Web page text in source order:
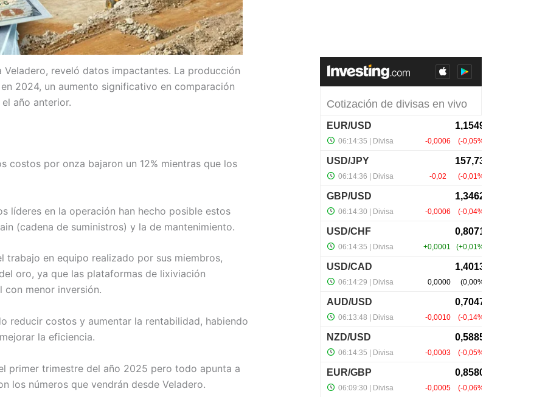
reveló datos impactantes. La producción
2024, un aumento significativo en comparación
año anterior.
costos por onza bajaron un 12% mientras que los
líderes en la operación han hecho posible estos
(cadena de suministros) y la de mantenimiento.
trabajo en equipo realizado por sus miembros,
oro, ya que las plataformas de lixiviación
con menor inversión.
reducir costos y aumentar la rentabilidad, habiendo
la eficiencia.
primer trimestre del año 2025 pero todo apunta a
los números que vendrán desde Veladero.